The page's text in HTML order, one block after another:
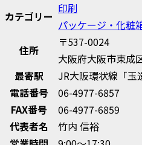
カテゴリー
印刷
パッケージ・化粧
住所
〒537-0024
大阪府大阪市東
最寄駅
JR大阪環状線「玉
電話番号
06-4977-6857
FAX番号
06-4977-6859
代表者名
竹内 信裕